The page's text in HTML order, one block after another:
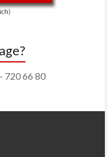
720 66 80